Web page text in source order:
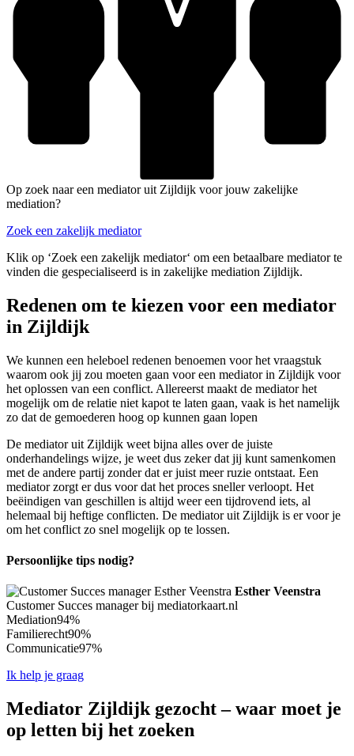
Op zoek naar een mediator uit Zijldijk voor jouw zakelijke
mediation?
Zoek een zakelijk mediator
Klik op ‘Zoek een zakelijk mediator‘ om een betaalbare mediator te
vinden die gespecialiseerd is in zakelijke mediation Zijldijk.
Redenen om te kiezen voor een mediator
in Zijldijk
We kunnen een heleboel redenen benoemen voor het vraagstuk
waarom ook jij zou moeten gaan voor een mediator in Zijldijk voor
het oplossen van een conflict. Allereerst maakt de mediator het
mogelijk om de relatie niet kapot te laten gaan, vaak is het namelijk
zo dat de gemoederen hoog op kunnen gaan lopen
De mediator uit Zijldijk weet bijna alles over de juiste
onderhandelings wijze, je weet dus zeker dat jij kunt samenkomen
met de andere partij zonder dat er juist meer ruzie ontstaat. Een
mediator zorgt er dus voor dat het proces sneller verloopt. Het
beëindigen van geschillen is altijd weer een tijdrovend iets, al
helemaal bij heftige conflicten. De mediator uit Zijldijk is er voor je
om het conflict zo snel mogelijk op te lossen.
Persoonlijke tips nodig?
Esther Veenstra
Customer Succes manager bij mediatorkaart.nl
Mediation94%
Familierecht90%
Communicatie97%
Ik help je graag
Mediator Zijldijk gezocht – waar moet je
op letten bij het zoeken